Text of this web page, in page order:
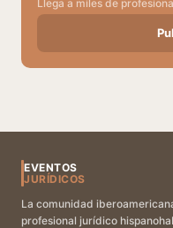
Llega a miles de
EVENTOS
JURÍDICOS
La comunidad
profesional jurídico